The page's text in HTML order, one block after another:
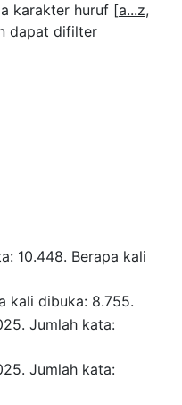
karakter huruf [a...z,
dapat difilter
10.448. Berapa kali
kali dibuka: 8.755.
Jumlah kata:
Jumlah kata: